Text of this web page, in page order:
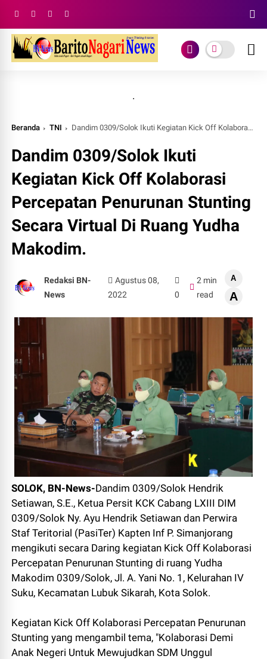
.
Beranda TNI Dandim 0309/Solok Ikuti Kegiatan Kick Off Kolaborasi Percepatan Penurunan Stunting Secara Virtual Di Ruang Yudha Makodim.
Dandim 0309/Solok Ikuti
Kegiatan Kick Off Kolaborasi
Percepatan Penurunan Stunting
Secara Virtual Di Ruang Yudha
Makodim.
Redaksi BN-
News
Agustus 08,
2022
0
2 min
read
A
A
SOLOK, BN-News-Dandim 0309/Solok Hendrik
Setiawan, S.E., Ketua Persit KCK Cabang LXIII DIM
0309/Solok Ny. Ayu Hendrik Setiawan dan Perwira
Staf Teritorial (PasiTer) Kapten Inf P. Simanjorang
mengikuti secara Daring kegiatan Kick Off Kolaborasi
Percepatan Penurunan Stunting di ruang Yudha
Makodim 0309/Solok, Jl. A. Yani No. 1, Kelurahan IV
Suku, Kecamatan Lubuk Sikarah, Kota Solok.
Kegiatan Kick Off Kolaborasi Percepatan Penurunan
Stunting yang mengambil tema, "Kolaborasi Demi
Anak Negeri Untuk Mewujudkan SDM Unggul